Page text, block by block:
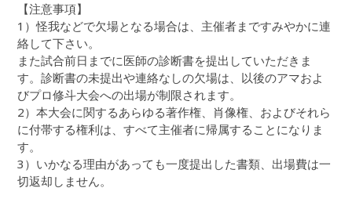
【注意事項】
1）怪我などで欠場となる場合は、主催者まですみやかに連
絡して下さい。
また試合前日までに医師の診断書を提出していただきま
す。診断書の未提出や連絡なしの欠場は、以後のアマおよ
びプロ修斗大会への出場が制限されます。
2）本大会に関するあらゆる著作権、肖像権、およびそれら
に付帯する権利は、すべて主催者に帰属することになりま
す。
3）いかなる理由があっても一度提出した書類、出場費は一
切返却しません。